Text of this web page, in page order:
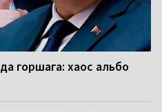
горшага: хаос альбо